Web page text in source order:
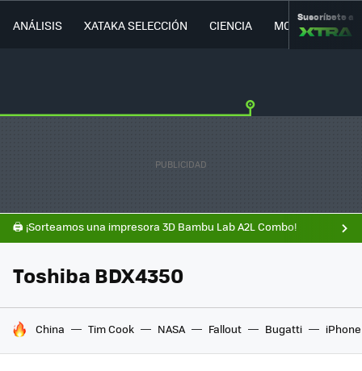
ANÁLISIS XATAKA SELECCIÓN CIENCIA MOVILIDAD
Suscríbete a
🖨️ ¡Sorteamos una impresora 3D Bambu Lab A2L Combo!
Toshiba BDX4350
HOY SE HABLA DE
China Tim Cook NASA Fallout Bugatti iPhone